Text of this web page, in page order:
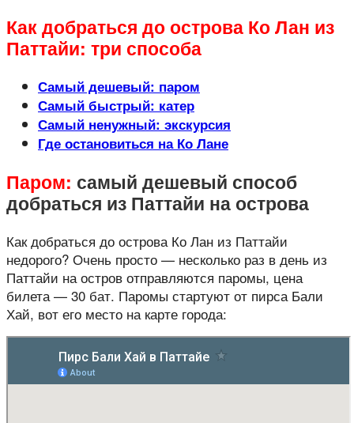
Как добраться до острова Ко Лан из
Паттайи: три способа
Самый дешевый: паром
Самый быстрый: катер
Самый ненужный: экскурсия
Где остановиться на Ко Лане
Паром: самый дешевый способ
добраться из Паттайи на острова
Как добраться до острова Ко Лан из Паттайи
недорого? Очень просто — несколько раз в день из
Паттайи на остров отправляются паромы, цена
билета — 30 бат. Паромы стартуют от пирса Бали
Хай, вот его место на карте города: